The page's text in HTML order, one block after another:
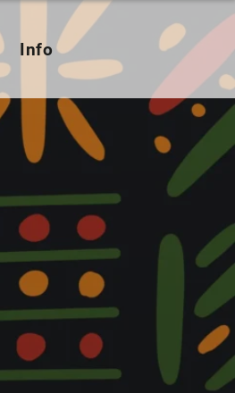
Info